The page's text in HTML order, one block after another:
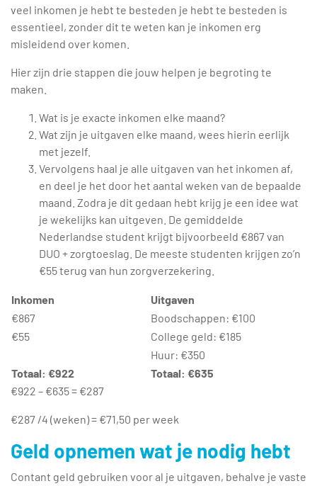
veel inkomen je hebt te besteden je hebt te besteden is
essentieel, zonder dit te weten kan je inkomen erg
misleidend over komen.
Hier zijn drie stappen die jouw helpen je begroting te
maken.
Wat is je exacte inkomen elke maand?
Wat zijn je uitgaven elke maand, wees hierin eerlijk
met jezelf.
Vervolgens haal je alle uitgaven van het inkomen af,
en deel je het door het aantal weken van de bepaalde
maand. Zodra je dit gedaan hebt krijg je een idee wat
je wekelijks kan uitgeven. De gemiddelde
Nederlandse student krijgt bijvoorbeeld €867 van
DUO + zorgtoeslag. De meeste studenten krijgen zo’n
€55 terug van hun zorgverzekering.
Inkomen
Uitgaven
€867
Boodschappen: €100
€55
College geld: €185
Huur: €350
Totaal: €922
Totaal: €635
€922 – €635 = €287
€287 /4 (weken) = €71,50 per week
Geld opnemen wat je nodig hebt
Contant geld gebruiken voor al je uitgaven, behalve je vaste